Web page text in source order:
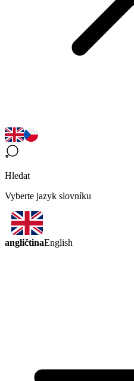
Hledat
Vyberte jazyk slovníku
angličtinaEnglish